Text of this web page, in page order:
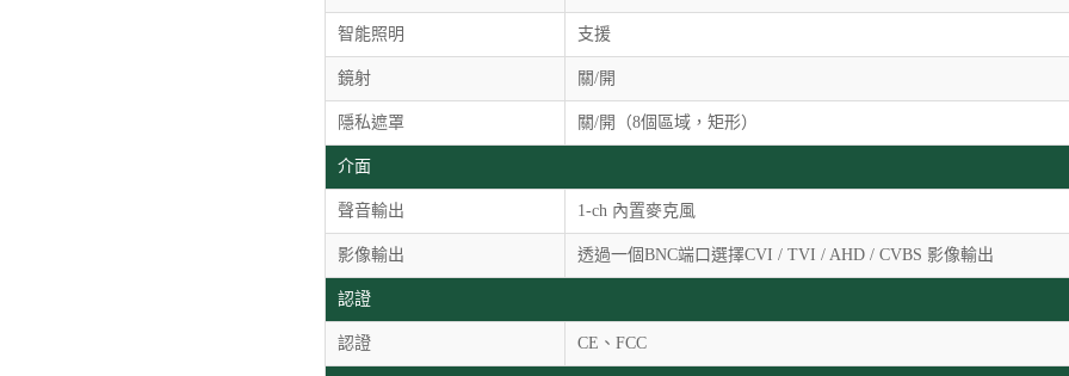
智能照明 支援
鏡射 關/開
隱私遮罩 關/開（8個區域，矩形）
介面
聲音輸出 1-ch 內置麥克風
影像輸出 透過一個BNC端口選擇CVI / TVI / AHD / CVBS 影像輸出
認證
認證 CE、FCC